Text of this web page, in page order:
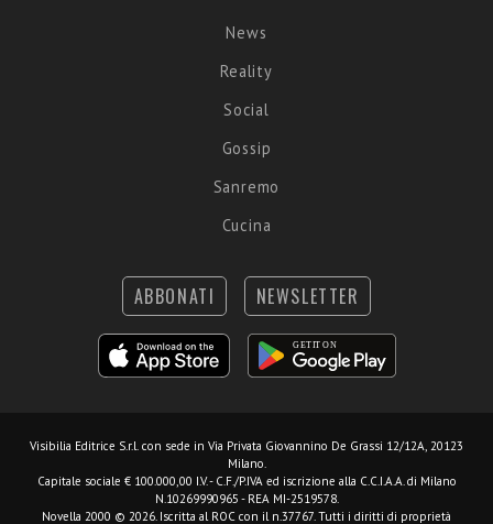
News
Reality
Social
Gossip
Sanremo
Cucina
ABBONATI NEWSLETTER
Visibilia Editrice S.r.l. con sede in Via Privata Giovannino De Grassi 12/12A, 20123
Milano.
Capitale sociale € 100.000,00 I.V. - C.F./P.IVA ed iscrizione alla C.C.I.A.A. di Milano
N.10269990965 - REA MI-2519578.
Novella 2000 © 2026. Iscritta al ROC con il n.37767. Tutti i diritti di proprietà